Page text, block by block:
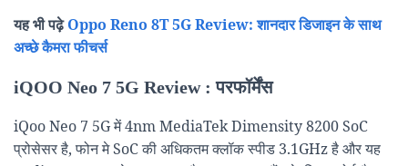
यह भी पढ़ेOppo Reno 8T 5G Review: शानदार डिजाइन के साथ
अच्छे कैमरा फीचर्स
iQOO Neo 7 5G Review : परफॉर्मेंस
iQoo Neo 7 5G में 4nm MediaTek Dimensity 8200 SoC
प्रोसेसर है, फोन मे SoC की अधिकतम क्लॉक स्पीड 3.1GHz है और यह